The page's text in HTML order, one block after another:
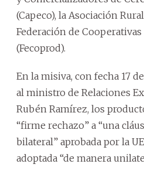
(Capeco), la Asociación
Federación de
(Fecoprod).
En la misiva, con fecha 17
al ministro de Relaciones
Rubén Ramírez, los
“firme rechazo” a “una
bilateral” aprobada por la
adoptada “de manera